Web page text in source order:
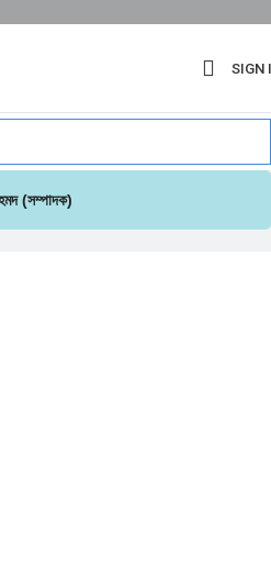
SIGN
(সম্পাদক)